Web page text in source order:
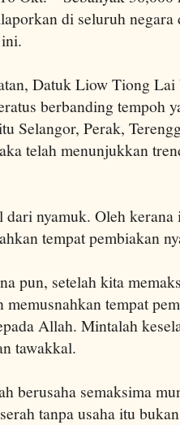
di seluruh
Datuk Liow Tiong Lai
berbanding tempoh
Selangor, Perak,
telah menunjukkan
dari nyamuk. Oleh
tempat pembiakan
pun, setelah kita
memusnahkan tempat
Allah. Mintalah
tawakkal.
berusaha semaksima
tanpa usaha itu